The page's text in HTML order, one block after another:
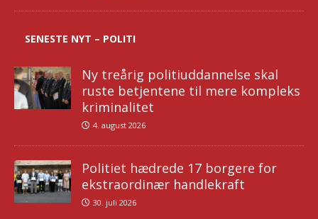
SENESTE NYT – POLITI
Ny treårig politiuddannelse skal
ruste betjentene til mere kompleks
kriminalitet
4. august 2026
Politiet hædrede 17 borgere for
ekstraordinær handlekraft
30. juli 2026